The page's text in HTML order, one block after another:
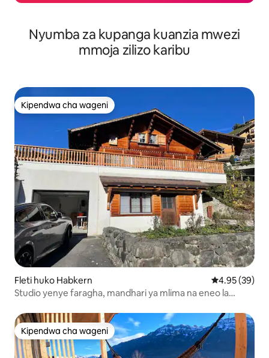
Nyumba za kupanga kuanzia mwezi
mmoja zilizo karibu
Kipendwa cha wageni
Kipendwa cha wageni
Fleti huko Habkern Ukadiriaji wa
4.95 (39)
Studio yenye faragha, mandhari ya mlima na eneo la
Kipendwa cha wageni
Kipendwa cha wageni